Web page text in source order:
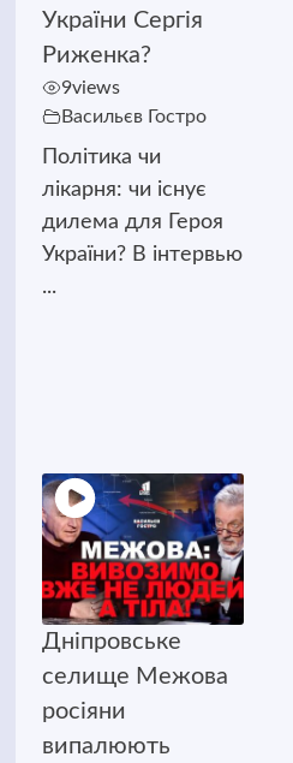
України Сергія
Риженка?
9views
Васильєв Гостро
Політика чи
лікарня: чи існує
дилема для Героя
України? В інтервью
...
Дніпровське
селище Межова
росіяни
випалюють